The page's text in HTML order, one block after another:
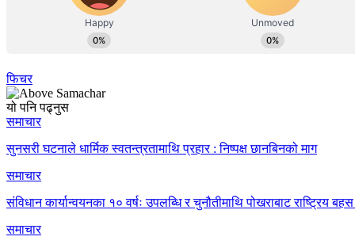
फिचर
यो पनि पढ्नुस
समाचार
सुनसरी घटनाले धार्मिक स्वतन्त्रतामाथि प्रहार : निष्पक्ष छानबिनको माग
समाचार
संविधान कार्यान्वयनका १० वर्षः उपलब्धि र चुनौतीमाथि पोखराबाट राष्ट्रिय
समाचार